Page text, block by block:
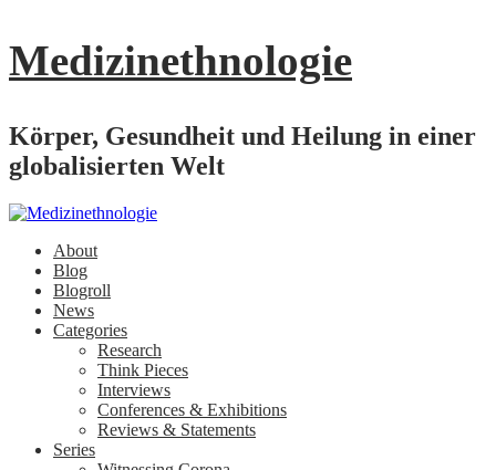
Medizinethnologie
Körper, Gesundheit und Heilung in einer
globalisierten Welt
About
Blog
Blogroll
News
Categories
Research
Think Pieces
Interviews
Conferences & Exhibitions
Reviews & Statements
Series